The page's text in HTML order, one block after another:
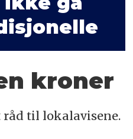
kroner
råd til lokalavisene.